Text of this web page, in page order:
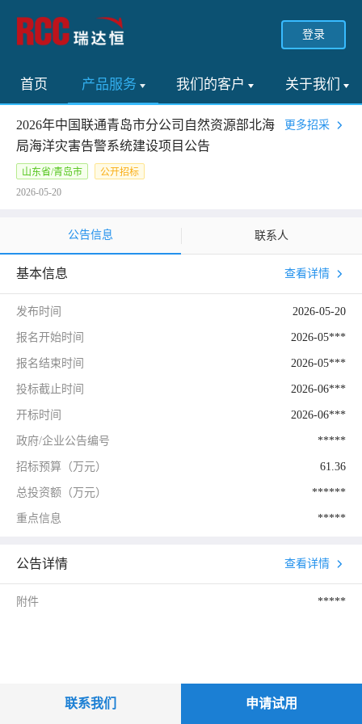
登录
首页 产品服务 我们的客户 关于我们
2026年中国联通青岛市分公司自然资源部北海
局海洋灾害告警系统建设项目公告
更多招采
山东省/青岛市
公开招标
2026-05-20
公告信息 联系人
基本信息 查看详情
发布时间 2026-05-20
报名开始时间 2026-05***
报名结束时间 2026-05***
投标截止时间 2026-06***
开标时间 2026-06***
政府/企业公告编号 *****
招标预算（万元） 61.36
总投资额（万元） ******
重点信息 *****
公告详情 查看详情
附件 *****
联系我们 申请试用